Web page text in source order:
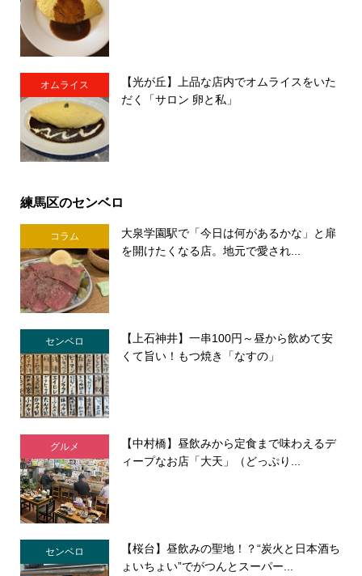
オムライス
【光が丘】上品な店内でオムライスをいた
だく「サロン 卵と私」
練馬区のセンベロ
コラム
大泉学園駅で「今日は何があるかな」と扉
を開けたくなる店。地元で愛され...
センベロ
【上石神井】一串100円～昼から飲めて安
くて旨い！もつ焼き「なすの」
グルメ
【中村橋】昼飲みから定食まで味わえるデ
ィープなお店「大天」（どっぷり...
センベロ
【桜台】昼飲みの聖地！？“炭火と日本酒ち
ょいちょい”でがつんとスーパー...